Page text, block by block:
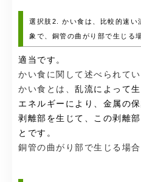
選択肢2. かい食は、比較的速い
象で、銅管の曲がり部で生じる
適当です。
かい食に関して述べられてい
かい食とは、 乱流によって
エネルギーにより、金属の
剥離部を生じて、この剥離
とです。
銅管の曲がり部で生じる場合